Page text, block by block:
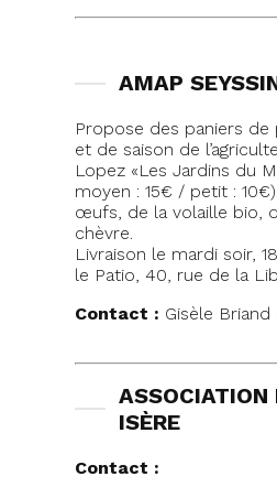
AMAP
Propose des paniers
et de saison de
Lopez «Les Jardins du
moyen : 15€ / petit :
œufs, de la volaille bio,
chèvre.
Livraison le mardi soir,
le Patio, 40, rue de la
Contact : Gisèle
ASSOCIATION
ISÈRE
Contact :